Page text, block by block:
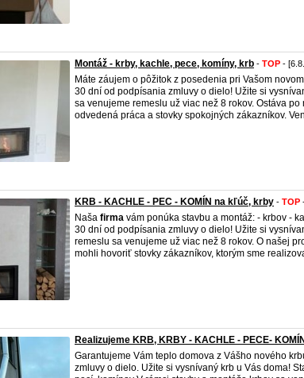
Montáž - krby, kachle, pece, komíny, krb - TOP -
Máte záujem o pôžitok z posedenia pri Vašom
30 dní od podpísania zmluvy o dielo! Užite si
sa venujeme remeslu už viac než 8 rokov. Ostáva
odvedená práca a stovky spokojných zákazníkov.
KRB - KACHLE - PEC - KOMÍN na kľúč, krby - TOP
Naša firma vám ponúka stavbu a montáž: - krbov -
30 dní od podpísania zmluvy o dielo! Užite si
remeslu sa venujeme už viac než 8 rokov. O našej
mohli hovoriť stovky zákazníkov, ktorým sme
Realizujeme KRB, KRBY - KACHLE - PECE-
Garantujeme Vám teplo domova z Vášho nového
zmluvy o dielo. Užite si vysnívaný krb u Vás doma!